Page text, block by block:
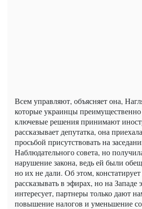
Всем управляют, объясняет она,
которые украинцы преимущественно
ключевые решения принимают
рассказывает депутатка, она
просьбой присутствовать на
Наблюдательного совета, но
нарушение закона, ведь ей были
но их не дали. Об этом,
рассказывать в эфирах, но на Западе
интересует, партнеры только дают
повышение налогов и уменьшение